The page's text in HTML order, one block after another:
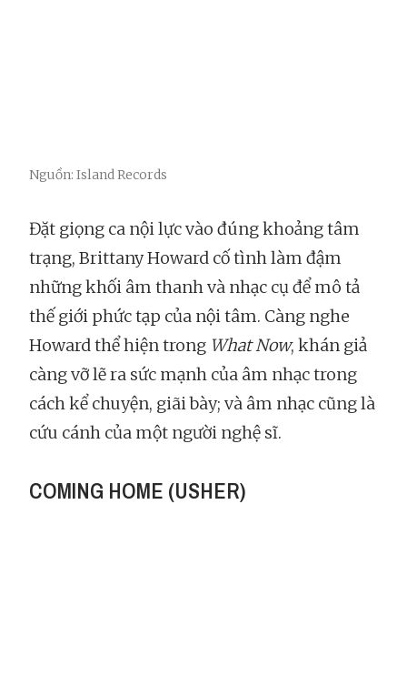
Nguồn: Island Records
Đặt giọng ca nội lực vào đúng khoảng tâm
trạng, Brittany Howard cố tình làm đậm
những khối âm thanh và nhạc cụ để mô tả
thế giới phức tạp của nội tâm. Càng nghe
Howard thể hiện trong What Now, khán giả
càng vỡ lẽ ra sức mạnh của âm nhạc trong
cách kể chuyện, giãi bày; và âm nhạc cũng là
cứu cánh của một người nghệ sĩ.
COMING HOME (USHER)